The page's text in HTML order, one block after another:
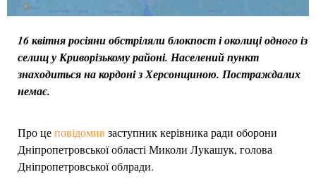
16 квітня росіяни обстріляли блокпост і околиці одного із
селищ у Криворізькому районі. Населений пункт
знаходиться на кордоні з Херсонщиною. Постраждалих
немає.
Про цеповідомив заступник керівника ради оборони
Дніпропетровської області Миколи Лукашук, голова
Дніпропетровської облради.